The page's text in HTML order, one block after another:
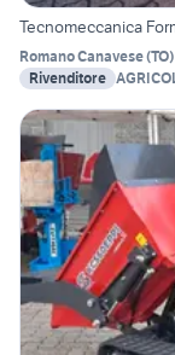
Tecnomeccanica
Romano Canavese(TO)
Rivenditore